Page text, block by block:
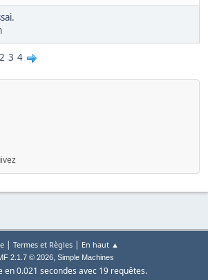
2 3 4
| Termes et Règles| En haut ▲
2.1.7 © 2026, Simple Machines
en 0.021 secondes avec 19 requêtes.